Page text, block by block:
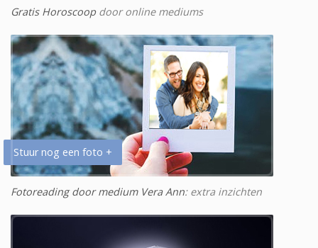
Gratis Horoscoopdoor online mediums
Stuur nog een foto +
Fotoreading door medium Vera Ann: extra inzichten